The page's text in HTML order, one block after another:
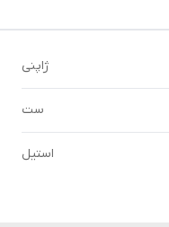
ژاپنی
ست
استیل